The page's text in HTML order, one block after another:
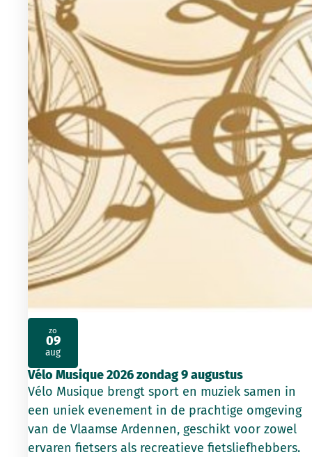
Vélo Musique 2026 zondag 9 augustus
Vélo Musique brengt sport en muziek samen in
een uniek evenement in de prachtige omgeving
van de Vlaamse Ardennen, geschikt voor zowel
ervaren fietsers als recreatieve fietsliefhebbers.
zo
09
aug
2026